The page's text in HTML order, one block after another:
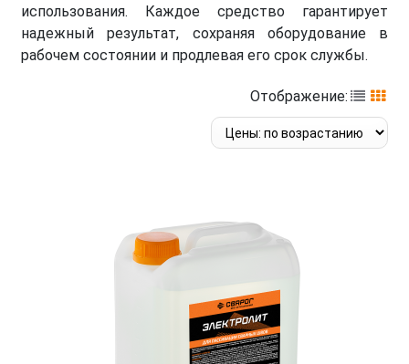
использования. Каждое средство гарантирует
надежный результат, сохраняя оборудование в
рабочем состоянии и продлевая его срок службы.
Отображение: